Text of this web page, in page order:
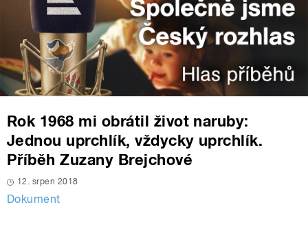
Rok 1968 mi obrátil život naruby:
Jednou uprchlík, vždycky uprchlík.
Příběh Zuzany Brejchové
12. srpen 2018
Dokument